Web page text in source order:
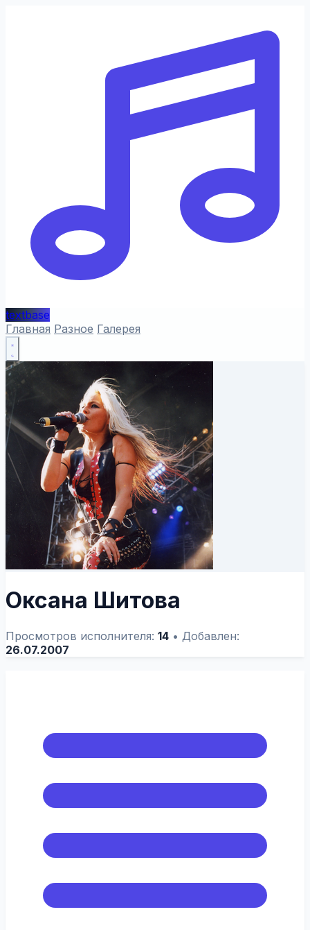
textbase
Главная Разное Галерея
Оксана Шитова
Просмотров исполнителя: 14 • Добавлен:
26.07.2007